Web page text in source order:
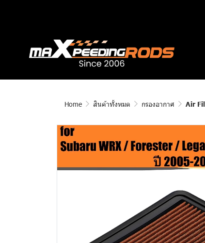
Home สินค้าทั้งหมด กรองอากาศ Air